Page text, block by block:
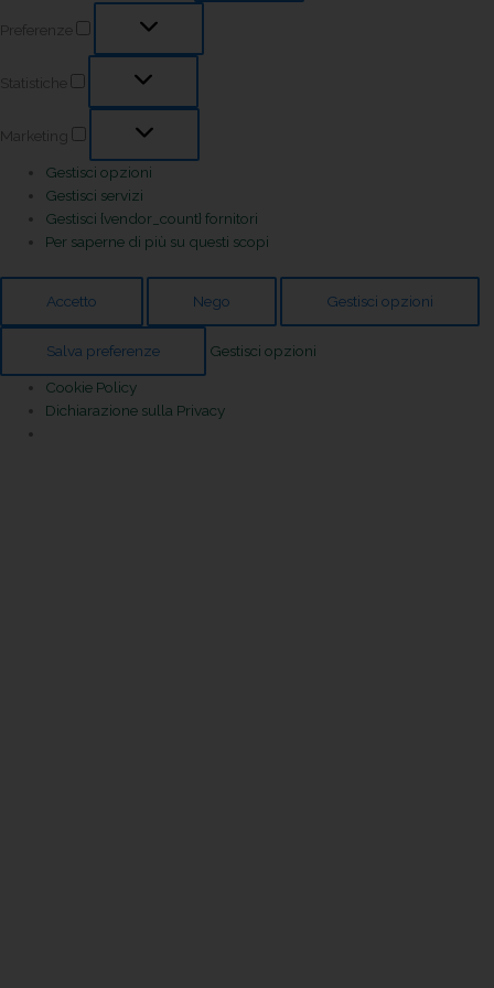
Preferenze
Statistiche
Marketing
Gestisci opzioni
Gestisci servizi
Gestisci {vendor_count} fornitori
Per saperne di più su questi scopi
Accetto Nego Gestisci opzioni
Salva preferenze Gestisci opzioni
Cookie Policy
Dichiarazione sulla Privacy